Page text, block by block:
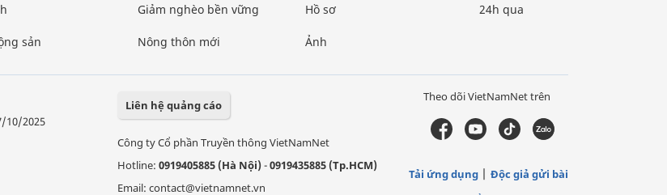
sản
Giảm nghèo bền vững
Nông thôn mới
Hồ sơ
Ảnh
24h qua
10/2025
Liên hệ quảng cáo
Công ty Cổ phần Truyền thông VietNamNet
Hotline: 0919405885 (Hà Nội)-0919435885 (Tp.HCM)
Email: contact@vietnamnet.vn
Theo dõi VietNamNet trên
Tải ứng dụng
Độc giả gửi bài